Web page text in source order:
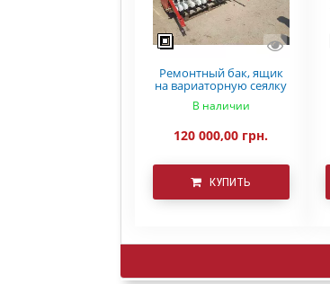
Ремонтный бак, ящик
на вариаторную сеялку
СЗ 5.4 Astra
В наличии
120 000,00 грн.
КУПИТЬ